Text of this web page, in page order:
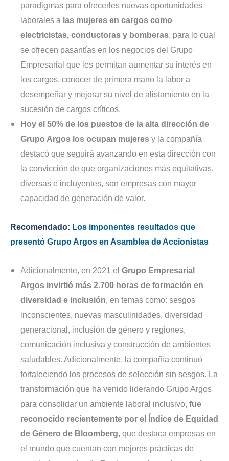
paradigmas para ofrecerles nuevas oportunidades
laborales a las mujeres en cargos como
electricistas, conductoras y bomberas, para lo cual
se ofrecen pasantías en los negocios del Grupo
Empresarial que les permitan aumentar su interés en
los cargos, conocer de primera mano la labor a
desempeñar y mejorar su nivel de alistamiento en la
sucesión de cargos críticos.
Hoy el 50% de los puestos de la alta dirección de
Grupo Argos los ocupan mujeres y la compañía
destacó que seguirá avanzando en esta dirección con
la convicción de que organizaciones más equitativas,
diversas e incluyentes, son empresas con mayor
capacidad de generación de valor.
Recomendado: Los imponentes resultados que
presentó Grupo Argos en Asamblea de Accionistas
Adicionalmente, en 2021 el Grupo Empresarial
Argos invirtió más 2.700 horas de formación en
diversidad e inclusión, en temas como: sesgos
inconscientes, nuevas masculinidades, diversidad
generacional, inclusión de género y regiones,
comunicación inclusiva y construcción de ambientes
saludables. Adicionalmente, la compañía continuó
fortaleciendo los procesos de selección sin sesgos. La
transformación que ha venido liderando Grupo Argos
para consolidar un ambiente laboral inclusivo, fue
reconocido recientemente por el Índice de Equidad
de Género de Bloomberg, que destaca empresas en
el mundo que cuentan con mejores prácticas de